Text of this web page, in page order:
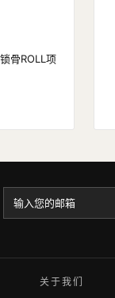
骨ROLL项
关于我们